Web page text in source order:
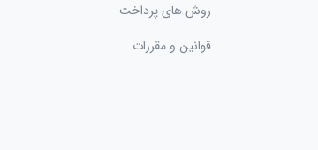
روش های پرداخت
قوانین و مقررات